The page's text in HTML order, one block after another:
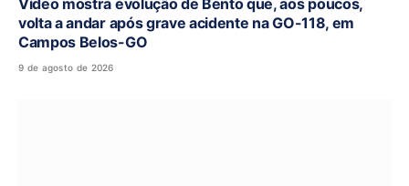
Vídeo mostra evolução de Bento que, aos poucos,
volta a andar após grave acidente na GO-118, em
Campos Belos-GO
9 de agosto de 2026